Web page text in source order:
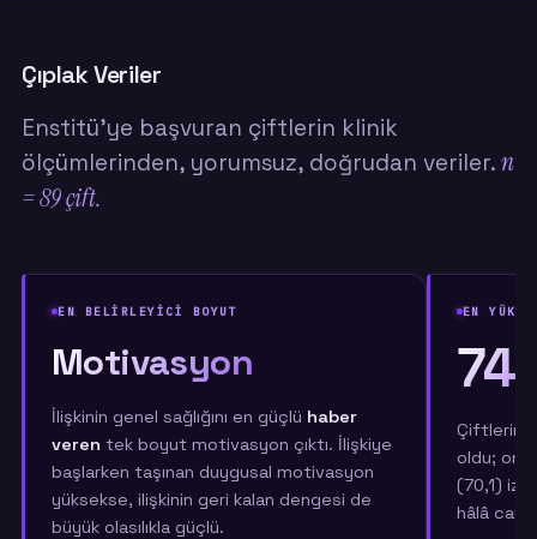
Çıplak Veriler
Enstitü'ye başvuran çiftlerin klinik
ölçümlerinden, yorumsuz, doğrudan veriler. n
= 89 çift.
EN BELİRLEYİCİ BOYUT
Motivasyon
İlişkinin genel sağlığını en güçlü haber
veren tek boyut motivasyon çıktı. İlişkiye
başlarken taşınan duygusal motivasyon
yüksekse, ilişkinin geri kalan dengesi de
büyük olasılıkla güçlü.
EN
Çiftlerin
oldu; onu
(70,1)
hâlâ canlı.